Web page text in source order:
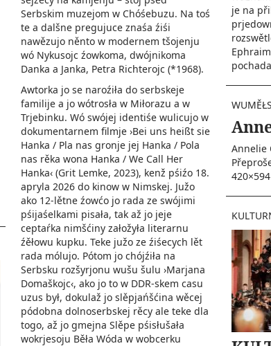
Serbskim muzejom w Chóśebuzu. Na toś
te a dalšne pregujuce znaśa źiśi
nawězujo něnto w modernem tšojenju
wó Nykusojc źowkoma, dwójnikoma
Danka a Janka, Petra Richterojc (*1968).
Awtorka jo se naroźiła do serbskeje
familije a jo wótrosła w Miłorazu a w
Trjebinku. Wó swójej identiśe wulicujo w
dokumentarnem filmje ›Bei uns heißt sie
Hanka / Pla nas gronje jej Hanka / Pola
nas rěka wona Hanka / We Call Her
Hanka‹ (Grit Lemke, 2023), kenž pśiźo 18.
apryla 2026 do kinow w Nimskej. Južo
ako 12-lětne źowćo jo rada ze swójimi
pśijaśelkami pisała, tak až jo jeje
ceptaŕka nimšćiny załožyła literarnu
źěłowu kupku. Teke južo ze źiśecych lět
rada mólujo. Pótom jo chójźiła na
Serbsku rozšyrjonu wušu šulu ›Marjana
Domaškojc‹, ako jo to w DDR-skem casu
uzus był, dokulaž jo slěpjańšćina wěcej
pódobna dolnoserbskej rěcy ale teke dla
togo, až jo gmejna Slěpe pśisłušała
wokrjesoju Běła Wóda w wobcerku
je na
Annelie